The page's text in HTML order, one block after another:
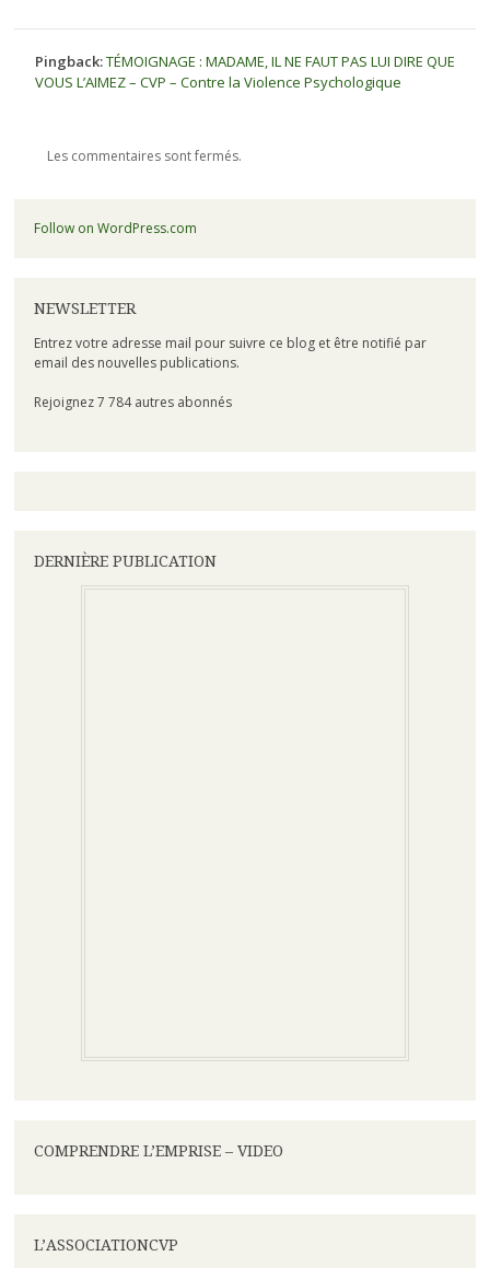
Pingback:TÉMOIGNAGE : MADAME, IL NE FAUT PAS LUI DIRE QUE
VOUS L’AIMEZ – CVP – Contre la Violence Psychologique
Les commentaires sont fermés.
Follow on WordPress.com
NEWSLETTER
Entrez votre adresse mail pour suivre ce blog et être notifié par
email des nouvelles publications.
Rejoignez 7 784 autres abonnés
DERNIÈRE PUBLICATION
COMPRENDRE L’EMPRISE – VIDEO
L’ASSOCIATIONCVP